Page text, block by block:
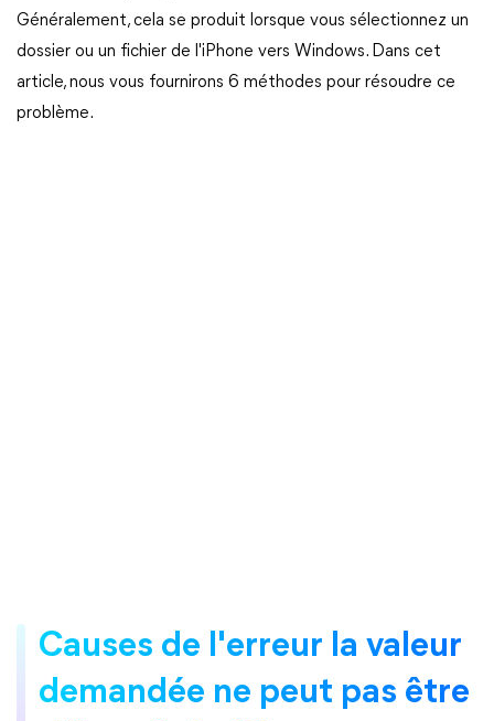
Généralement, cela se produit lorsque vous sélectionnez un
dossier ou un fichier de l'iPhone vers Windows. Dans cet
article, nous vous fournirons 6 méthodes pour résoudre ce
problème.
Causes de l'erreur la valeur
demandée ne peut pas être